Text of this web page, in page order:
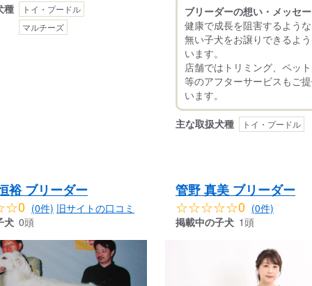
種
トイ・プードル
マルチーズ
ブリーダーの想い・メッセ
健康で成長を阻害するよう
無い子犬をお譲りできるよ
います。
店舗ではトリミング、ペッ
等のアフターサービスもご
主な取扱犬種 トイ・プードル
裕 ブリーダー
(0件) 旧サイトの口コミ
犬 0頭
管野 真美 ブリーダー
☆☆☆☆☆0 (0件)
掲載中の子犬 1頭